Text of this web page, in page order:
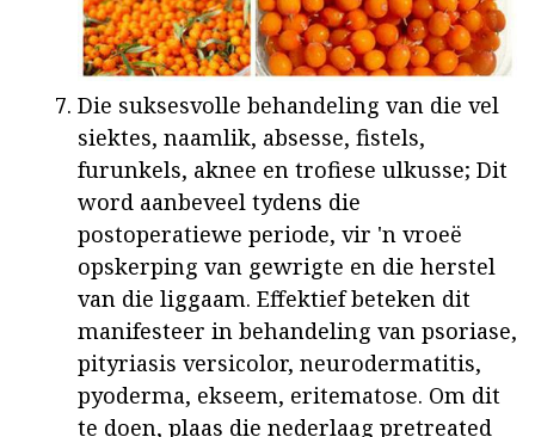
Die suksesvolle behandeling van die vel
siektes, naamlik, absesse, fistels,
furunkels, aknee en trofiese ulkusse; Dit
word aanbeveel tydens die
postoperatiewe periode, vir 'n vroeë
opskerping van gewrigte en die herstel
van die liggaam. Effektief beteken dit
manifesteer in behandeling van psoriase,
pityriasis versicolor, neurodermatitis,
pyoderma, ekseem, eritematose. Om dit
te doen, plaas die nederlaag pretreated